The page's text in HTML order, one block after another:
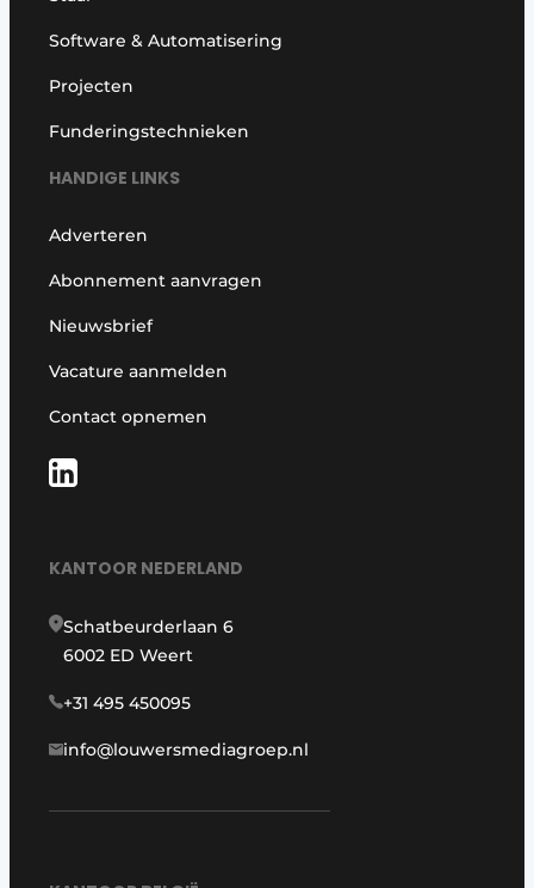
Software & Automatisering
Projecten
Funderingstechnieken
HANDIGE LINKS
Adverteren
Abonnement aanvragen
Nieuwsbrief
Vacature aanmelden
Contact opnemen
KANTOOR NEDERLAND
Schatbeurderlaan 6
6002 ED Weert
+31 495 450095
info@louwersmediagroep.nl